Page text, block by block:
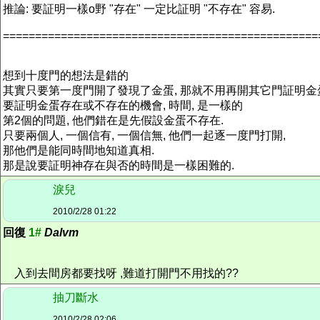
推論: 要証明一樣o野 "存在" 一定比証明 "不存在" 容易.
想到十度門的想法是錯的
其實只要第一度門開了發現了金蛋, 那就不用再開其它門証明金
要証明金蛋存在或不存在的機會, 時間, 是一樣的
第2個的問題, 他們錯在是先假設金蛋不存在.
只要兩個人, 一個信有, 一個信無, 他們一起逐一度門打開,
那他們是能同時間地知道真相.
那是說要証明神存在與否的時間是一樣困難的.
淚兒
2010/2/28 01:22
回復 1# Dalvm
入到去間房都要找呀 ,難道打開門不用找的??
抽刀斷水